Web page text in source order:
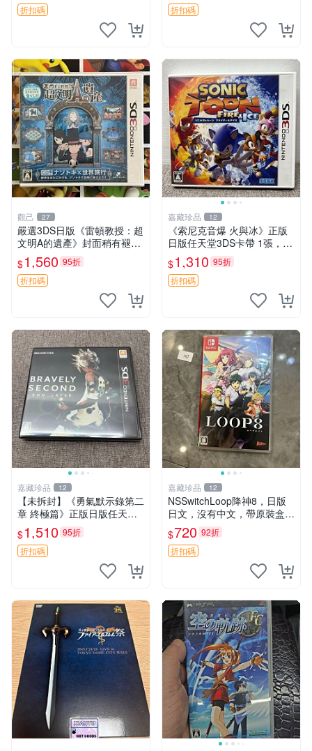
文） 正版任天堂switch游戲
折扣碼
折扣碼
觀己 27
嚴選3DS日版《雷頓教授：超
文明A的遺產》封面稍有褪色
全新未開封遊戲卡帶 雷頓教
授 3DS 卡帶 游玩版
$1,560 95折
折扣碼
嘉藏珍品 12
《索尼克音爆 火與冰》正版
日版任天堂3DS卡帶 1張，同
時購第二張起可減張， 成色
如圖，原相機拍攝，一卡一
拍，因相機，光線環境等因
素，成色可能與實物略
$1,310 95折
折扣碼
嘉藏珍品 12
【未拆封】《勇氣默示錄第二
章 終極篇》正版日版任天堂3
DS卡帶 狀態：全新未拆封，
由于未拆封無法檢查內部狀況
以及是否存在官瑕等問題…
$1,510 95折
折扣碼
嘉藏珍品 12
NSSwitchLoop降神8，日版
日文，沒有中文，帶原裝盒，
功能完好，二手物品非質量問
題不退不換
$720 92折
折扣碼